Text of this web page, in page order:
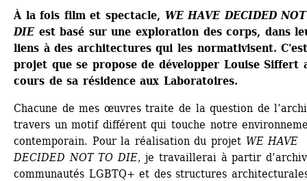
À la fois film et spectacle, WE HAVE DECIDED
DIE est basé sur une exploration des corps, dans
liens à des architectures qui les normativisent.
projet que se propose de développer Louise Siffert
cours de sa résidence aux Laboratoires.
Chacune de mes œuvres traite de la question de
travers un motif différent qui touche notre
contemporain. Pour la réalisation du projet WE HAVE
DECIDED NOT TO DIE, je travaillerai à partir
communautés LGBTQ+ et des structures